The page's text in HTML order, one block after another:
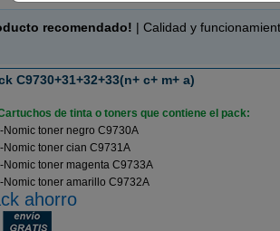
recomendado! | Calidad y
C9730+31+32+33(n+ c+ m+ a)
de tinta o toners que contiene el pack:
Nomic toner negro C9730A
Nomic toner cian C9731A
Nomic toner magenta C9733A
Nomic toner amarillo C9732A
ahorro